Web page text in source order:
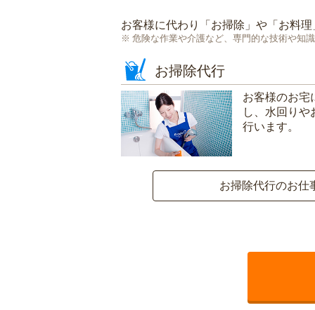
お客様に代わり「 お掃除 」や「 お料理
危険な作業や介護など、専門的な技術や知
お掃除代行
お客様のお宅
し、水回りや
行います。
お掃除代行のお仕